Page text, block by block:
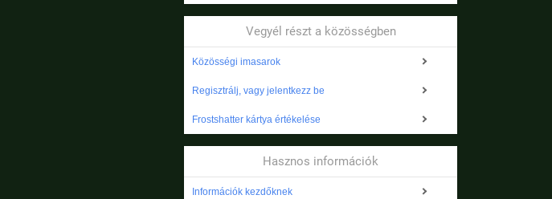
Vegyél részt a közösségben
Közösségi imasarok
Regisztrálj, vagy jelentkezz be
Frostshatter kártya értékelése
Hasznos információk
Információk kezdőknek